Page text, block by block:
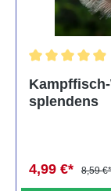
splendens
4,99 €* 8,59 €*